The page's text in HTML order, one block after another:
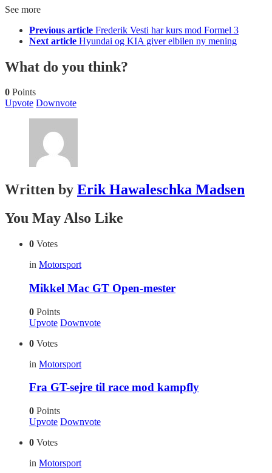
See more
Previous article Frederik Vesti har kurs mod Formel 3
Next article Hyundai og KIA giver elbilen ny mening
What do you think?
0 Points
Upvote Downvote
Written by Erik Hawaleschka Madsen
You May Also Like
0 Votes
in Motorsport
Mikkel Mac GT Open-mester
0 Points
Upvote Downvote
0 Votes
in Motorsport
Fra GT-sejre til race mod kampfly
0 Points
Upvote Downvote
0 Votes
in Motorsport